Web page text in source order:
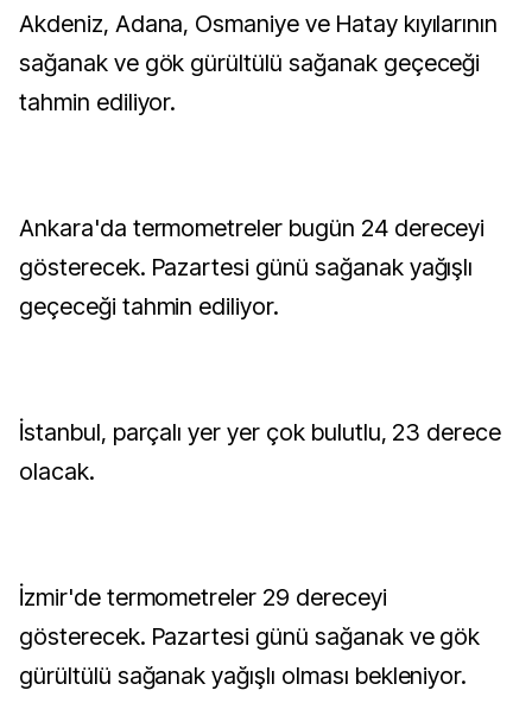
Akdeniz, Adana, Osmaniye ve Hatay kıyılarının
sağanak ve gök gürültülü sağanak geçeceği
tahmin ediliyor.
Ankara'da termometreler bugün 24 dereceyi
gösterecek. Pazartesi günü sağanak yağışlı
geçeceği tahmin ediliyor.
İstanbul, parçalı yer yer çok bulutlu, 23 derece
olacak.
İzmir'de termometreler 29 dereceyi
gösterecek. Pazartesi günü sağanak ve gök
gürültülü sağanak yağışlı olması bekleniyor.